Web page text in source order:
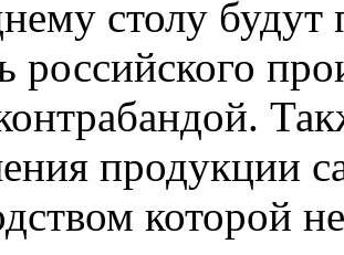
столу
российского
продукции
которой